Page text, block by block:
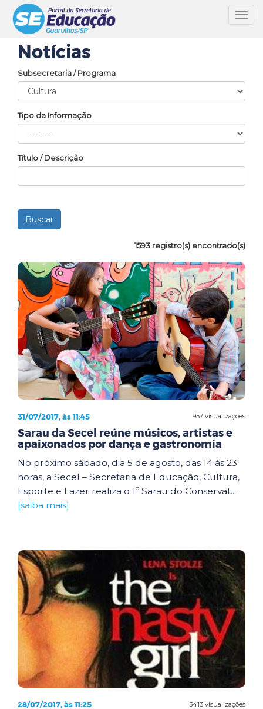
Notícias
Subsecretaria / Programa
Tipo da Informação
Título / Descrição
1593 registro(s) encontrado(s)
957 visualizações
31/07/2017, às 11:45
Sarau da Secel reúne músicos, artistas e
apaixonados por dança e gastronomia
No próximo sábado, dia 5 de agosto, das 14 às 23
horas, a Secel – Secretaria de Educação, Cultura,
Esporte e Lazer realiza o 1º Sarau do Conservat...
[saiba mais]
3413 visualizações
28/07/2017, às 11:25